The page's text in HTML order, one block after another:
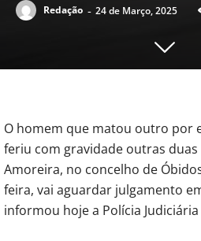
Redação - 24 de Março, 2025
O homem que matou outro por
feriu com gravidade outras duas
Amoreira, no concelho de
feira, vai aguardar julgamento
informou hoje a Polícia Judiciária